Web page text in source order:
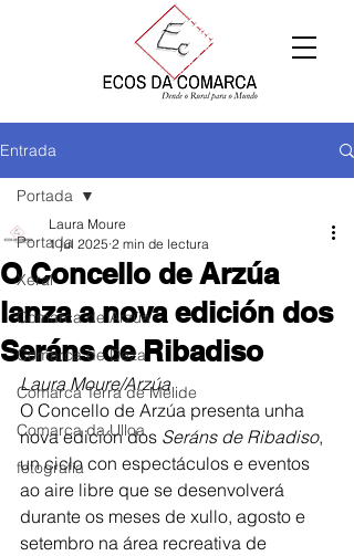
Entrada
Portada
Xeral
Comarca de Arzúa
Comarca de Deza
Comarca Terra de Melide
Comarca da Ulloa
fotografía
Portada
O Concello de Arzúa
lanza a nova edición dos
Seráns de Ribadiso
Laura Moure
1 jul 2025 2 min de lectura
Laura Moure/Arzúa
O Concello de Arzúa presenta unha
nova edición dos Seráns de Ribadiso,
un ciclo con espectáculos e eventos
ao aire libre que se desenvolverá
durante os meses de xullo, agosto e
setembro na área recreativa de